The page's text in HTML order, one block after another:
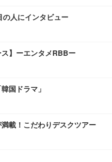
の人にインタビュー
ス】ーエンタメRBBー
国ドラマ」
載！こだわりデスクツアー